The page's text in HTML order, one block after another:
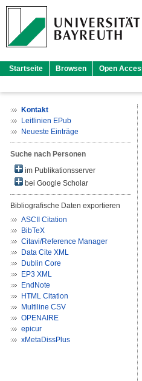
Startseite Browsen Open
Kontakt
Leitlinien EPub
Neueste Einträge
Suche nach Personen
im Publikationsserver
bei Google Scholar
Bibliografische Daten exportieren
ASCII Citation
BibTeX
Citavi/Reference Manager
Data Cite XML
Dublin Core
EP3 XML
EndNote
HTML Citation
Multiline CSV
OPENAIRE
epicur
xMetaDissPlus